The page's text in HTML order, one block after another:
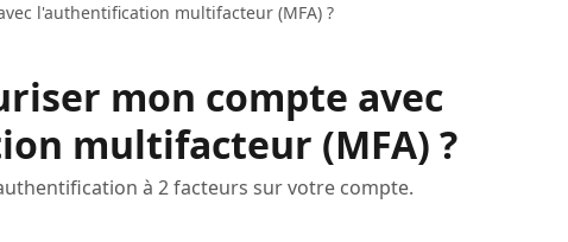
l'authentification multifacteur (MFA) ?
mon compte avec
multifacteur (MFA) ?
à 2 facteurs sur votre compte.